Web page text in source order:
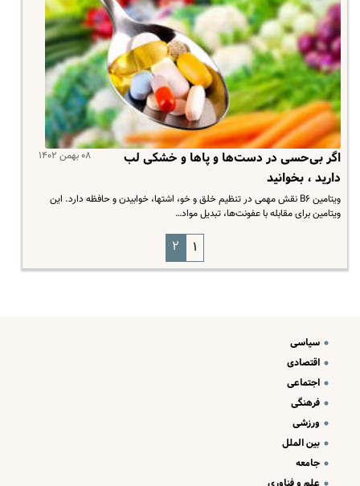
۰۸ بهمن ۱۴۰۲
اگر بی‌حسی در دست‌ها و پاها و خشکی لب
دارید ، بخوانید
ویتامین B۶ نقش مهمی در تنظیم خلق و خو، اشتها، خوابیدن و حافظه دارد. این
ویتامین برای مقابله با عفونت‌ها، تبدیل مواد…
۱ ۲
سیاسی
اقتصادی
اجتماعی
فرهنگی
ورزشی
بین الملل
جامعه